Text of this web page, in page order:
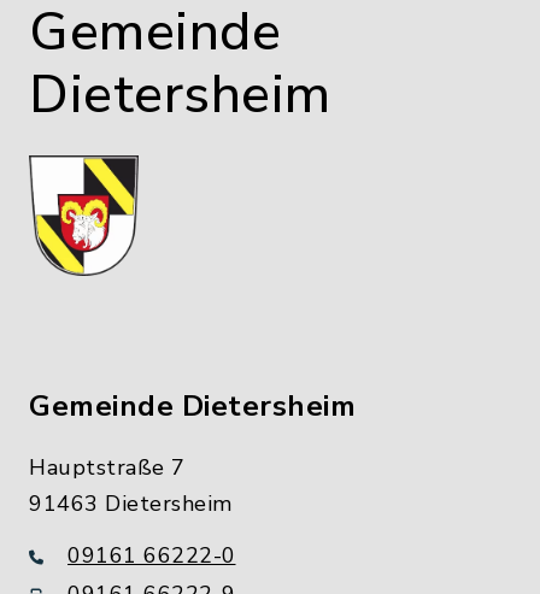
Gemeinde
Dietersheim
Gemeinde Dietersheim
Hauptstraße 7
91463 Dietersheim
09161 66222-0